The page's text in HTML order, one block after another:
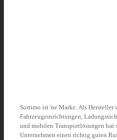
Sortimo ist 'ne Marke. Als Hersteller
Fahrzeugeinrichtungen,
und mobilen Transportlösungen hat
Unternehmen einen richtig guten